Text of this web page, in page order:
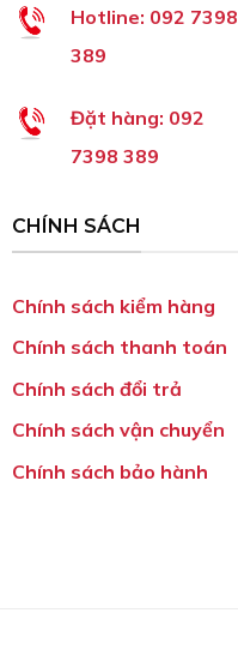
Hotline: 092 7398
389
Đặt hàng: 092
7398 389
CHÍNH SÁCH
Chính sách kiểm hàng
Chính sách thanh toán
Chính sách đổi trả
Chính sách vận chuyển
Chính sách bảo hành